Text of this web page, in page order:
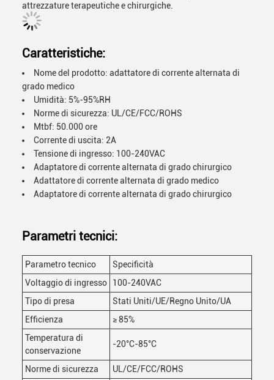
attrezzature terapeutiche e chirurgiche.
Caratteristiche:
Nome del prodotto: adattatore di corrente alternata di
grado medico
Umidità: 5%-95%RH
Norme di sicurezza: UL/CE/FCC/ROHS
Mtbf: 50.000 ore
Corrente di uscita: 2A
Tensione di ingresso: 100-240VAC
Adaptatore di corrente alternata di grado chirurgico
Adattatore di corrente alternata di grado medico
Adaptatore di corrente alternata di grado chirurgico
Parametri tecnici:
Parametro tecnico
Specificità
Voltaggio di ingresso
100-240VAC
Tipo di presa
Stati Uniti/UE/Regno Unito/UA
Efficienza
≥ 85%
Temperatura di
conservazione
-20°C-85°C
Norme di sicurezza
UL/CE/FCC/ROHS